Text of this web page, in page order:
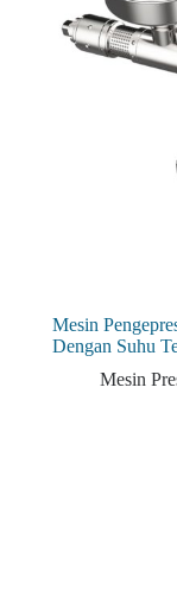
Mesin
Dengan Suhu
Mesin